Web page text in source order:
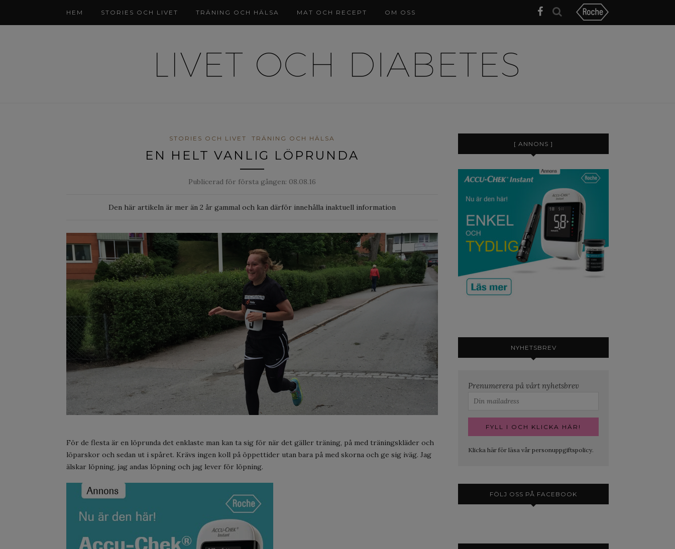
HEM STORIES OCH LIVET TRÄNING OCH HÄLSA MAT OCH RECEPT OM OSS
STORIES OCH LIVET TRÄNING OCH HÄLSA
EN HELT VANLIG LÖPRUNDA
Publicerad för första gången: 08.08.16
Den här artikeln är mer än 2 år gammal och kan därför innehålla inaktuell information
För de flesta är en löprunda det enklaste man kan ta sig för när det gäller träning, på med träningskläder och
löparskor och sedan ut i spåret. Krävs ingen koll på öppettider utan bara på med skorna och ge sig iväg. Jag
älskar löpning, jag andas löpning och jag lever för löpning.
[ ANNONS ]
NYHETSBREV
Prenumerera på vårt nyhetsbrev
Klicka här för läsa vår personuppgiftspolicy.
FÖLJ OSS PÅ FACEBOOK